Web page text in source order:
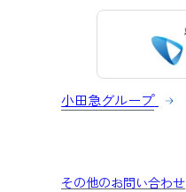
小田急グループ
その他のお問い合わせ